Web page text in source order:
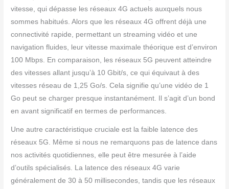
vitesse, qui dépasse les réseaux 4G actuels auxquels nous
sommes habitués. Alors que les réseaux 4G offrent déjà une
connectivité rapide, permettant un streaming vidéo et une
navigation fluides, leur vitesse maximale théorique est d’environ
100 Mbps. En comparaison, les réseaux 5G peuvent atteindre
des vitesses allant jusqu’à 10 Gbit/s, ce qui équivaut à des
vitesses réseau de 1,25 Go/s. Cela signifie qu’une vidéo de 1
Go peut se charger presque instantanément. Il s’agit d’un bond
en avant significatif en termes de performances.
Une autre caractéristique cruciale est la faible latence des
réseaux 5G. Même si nous ne remarquons pas de latence dans
nos activités quotidiennes, elle peut être mesurée à l’aide
d’outils spécialisés. La latence des réseaux 4G varie
généralement de 30 à 50 millisecondes, tandis que les réseaux